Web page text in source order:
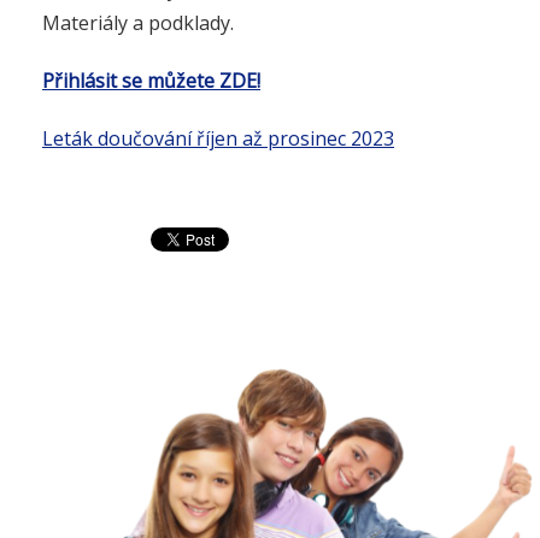
Materiály a podklady.
Přihlásit se můžete ZDE!
Leták doučování říjen až prosinec 2023